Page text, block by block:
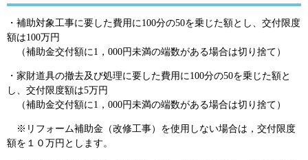
・補助対象工事に要した費用に100分の50を乗じた額とし、交付限度
額は100万円
（補助金交付額に1，000円未満の端数がある場合は切り捨て）
・家財道具の撤去及び処理に要した費用に100分の50を乗じた額と
し、交付限度額は5万円
（補助金交付額に1，000円未満の端数がある場合は切り捨て）
※リフォーム補助金（改修工事）を使用しない場合は，交付限度
額を１０万円とします。